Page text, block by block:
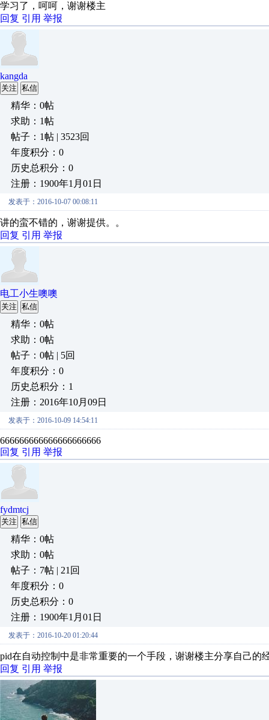
学习了，呵呵，谢谢楼主
回复 引用 举报
kangda
关注 私信
精华：0帖
求助：1帖
帖子：1帖 | 3523回
年度积分：0
历史总积分：0
注册：1900年1月01日
发表于：2016-10-07 00:08:11
讲的蛮不错的，谢谢提供。。
回复 引用 举报
电工小生噢噢
关注 私信
精华：0帖
求助：0帖
帖子：0帖 | 5回
年度积分：0
历史总积分：1
注册：2016年10月09日
发表于：2016-10-09 14:54:11
666666666666666666666
回复 引用 举报
fydmtcj
关注 私信
精华：0帖
求助：0帖
帖子：7帖 | 21回
年度积分：0
历史总积分：0
注册：1900年1月01日
发表于：2016-10-20 01:20:44
pid在自动控制中是非常重要的一个手段，谢谢楼主分享自己的
回复 引用 举报